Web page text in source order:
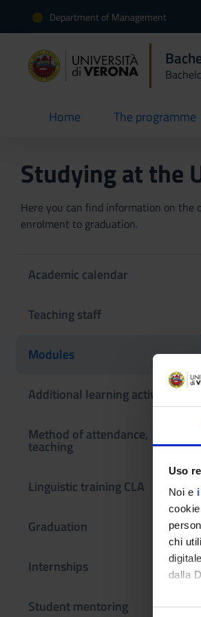
Uso
Noi e
chi
dalla
Con il
Department of Management
Home
current The programme
Studying at the
Here you can find information on
enrolment to graduation.
Academic calendar
Teaching staff
Modules
Additional learning activities
Method of attendance,
teaching
Linguistic training CLA
Graduation
Internships
Student mentoring